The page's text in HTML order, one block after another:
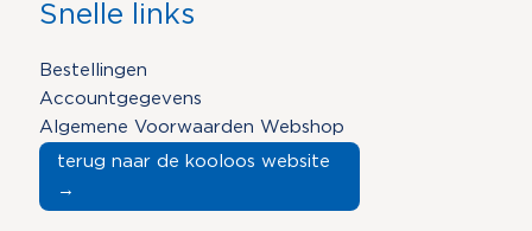
Snelle links
Bestellingen
Accountgegevens
Algemene Voorwaarden Webshop
terug naar de kooloos website
→